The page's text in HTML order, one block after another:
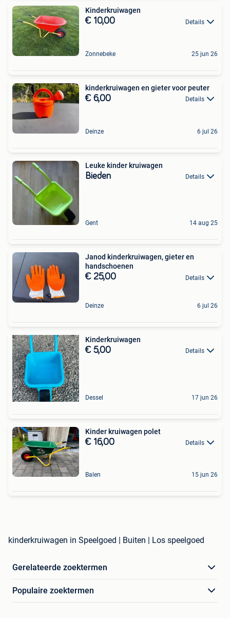
Kinderkruiwagen
€ 10,00 Details
Zonnebeke 25 jun 26
kinderkruiwagen en gieter voor peuter
€ 6,00 Details
Deinze 6 jul 26
Leuke kinder kruiwagen
Bieden Details
Gent 14 aug 25
Janod kinderkruiwagen, gieter en
handschoenen
€ 25,00 Details
Deinze 6 jul 26
Kinderkruiwagen
€ 5,00 Details
Dessel 17 jun 26
Kinder kruiwagen polet
€ 16,00 Details
Balen 15 jun 26
kinderkruiwagen in Speelgoed | Buiten | Los speelgoed
Gerelateerde zoektermen
Populaire zoektermen